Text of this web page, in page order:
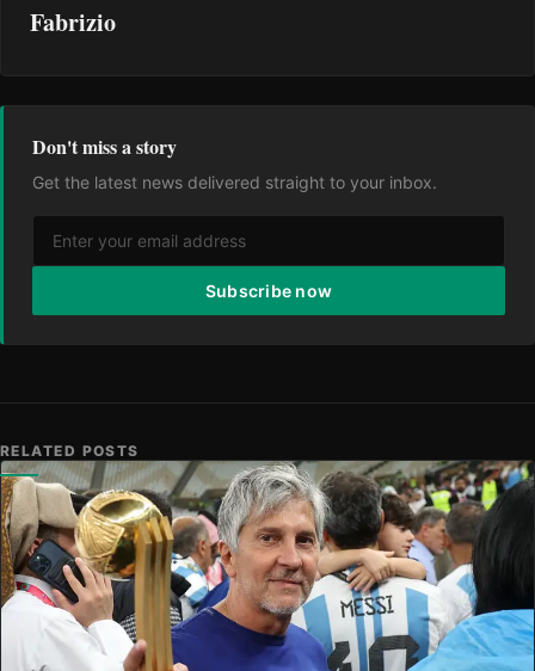
Fabrizio
Don't miss a story
Get the latest news delivered straight to your inbox.
Subscribe now
RELATED POSTS